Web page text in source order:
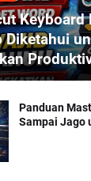
Diketahui
Panduan
Sampai Jago